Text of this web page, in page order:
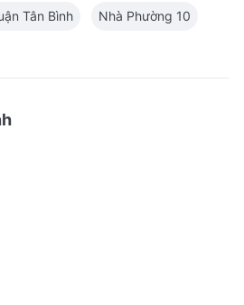
Tân Bình Nhà Phường 10